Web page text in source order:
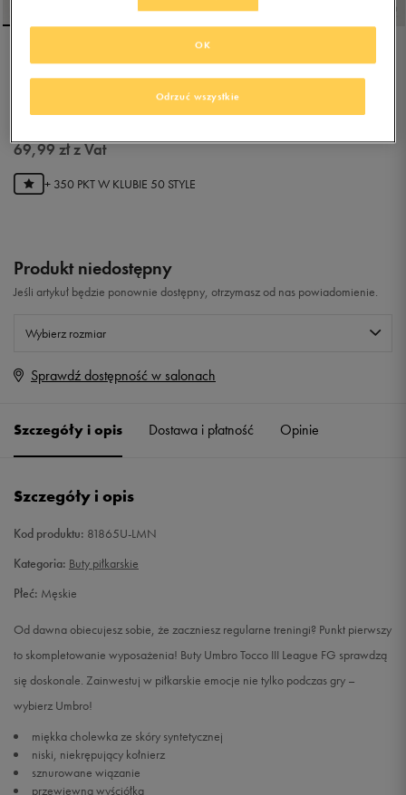
UMBRO TOCCO III
69,99złz Vat
+ 350 PKT W KLUBIE 50 STYLE
Produkt niedostępny
Jeśli artykuł będzie ponownie dostępny, otrzymasz od nas powiadomienie.
Wybierz rozmiar
Rozmiary EU
42 26,5 cm
42,5
43 27,5 cm Powiadom o dostępności
44,5 28,5 cm
45 29 cm
Sprawdź dostępność w salonach
Szczegóły i opis Dostawa i płatność Opinie
Szczegóły i opis
Kod produktu: 81865U-LMN
Kategoria: Buty piłkarskie
Płeć: Męskie
Od dawna obiecujesz sobie, że zaczniesz regularne treningi? Punkt pierwszy
to skompletowanie wyposażenia! Buty Umbro Tocco III League FG sprawdzą
się doskonale. Zainwestuj w piłkarskie emocje nie tylko podczas gry –
wybierz Umbro!
miękka cholewka ze skóry syntetycznej
niski, niekrępujący kołnierz
sznurowane wiązanie
przewiewna wyściółka
Odrzuć wszystkie
OK